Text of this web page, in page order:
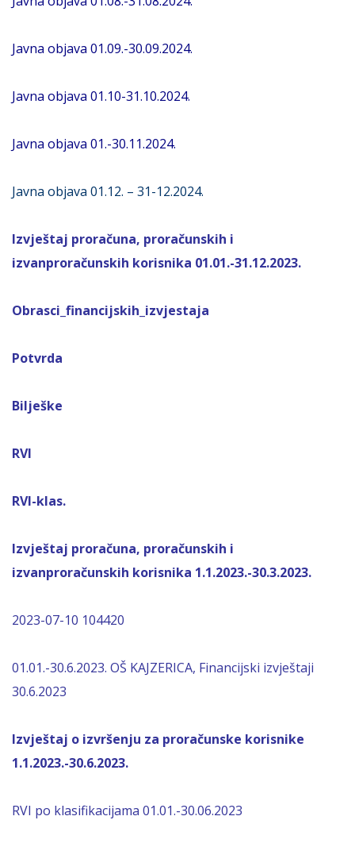
Javna objava 01.09.-30.09.2024.
Javna objava 01.10-31.10.2024.
Javna objava 01.-30.11.2024.
Javna objava 01.12. – 31-12.2024.
Izvještaj proračuna, proračunskih i
izvanproračunskih korisnika 01.01.-31.12.2023.
Obrasci_financijskih_izvjestaja
Potvrda
Bilješke
RVI
RVI-klas.
Izvještaj proračuna, proračunskih i
izvanproračunskih korisnika 1.1.2023.-30.3.2023.
2023-07-10 104420
01.01.-30.6.2023. OŠ KAJZERICA, Financijski izvještaji
30.6.2023
Izvještaj o izvršenju za proračunske korisnike
1.1.2023.-30.6.2023.
RVI po klasifikacijama 01.01.-30.06.2023